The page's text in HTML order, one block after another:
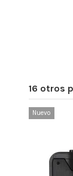
16 otros
Nuevo